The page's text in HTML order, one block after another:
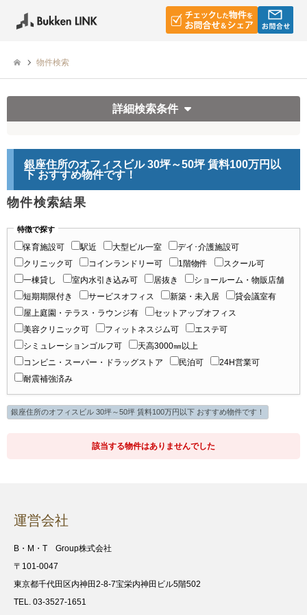
物件検索
詳細検索条件
銀座住所のオフィスビル 30坪～50坪 賃料100万円以
下 おすすめ物件です！
物件検索結果
特徴で探す
保育施設可 駅近 大型ビル一室
デイ･介護施設可
クリニック可
コインランドリー可 1階物件
スクール可
一棟貸し
室内水引き込み可 居抜き
ショールーム・物販店舗
短期期限付き
サービスオフィス 新築・未入居
貸会議室有
屋上庭園・テラス・ラウンジ有
セットアップオフィス
美容クリニック可
フィットネスジム可
エステ可
シミュレーションゴルフ可
天高3000㎜以上
コンビニ・スーパー・ドラッグストア
民泊可
24H営業可
耐震補強済み
銀座住所のオフィスビル 30坪～50坪 賃料100万円以下 おすすめ物件です！
該当する物件はありませんでした
運営会社
B・M・T Group株式会社
〒101-0047
東京都千代田区内神田2-8-7宝栄内神田ビル5階502
TEL. 03-3527-1651